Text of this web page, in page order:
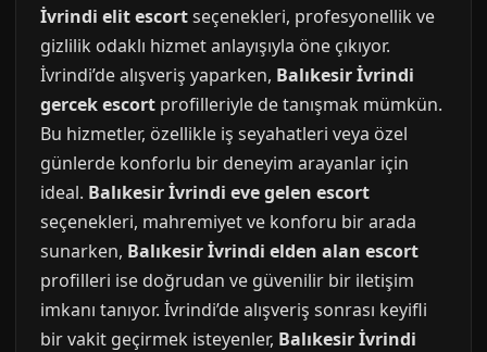
İvrindi elit escortseçenekleri, profesyonellik ve
gizlilik odaklı hizmet anlayışıyla öne çıkıyor.
İvrindi’de alışveriş yaparken, Balıkesir İvrindi
gercek escort profilleriyle de tanışmak mümkün.
Bu hizmetler, özellikle iş seyahatleri veya özel
günlerde konforlu bir deneyim arayanlar için
ideal. Balıkesir İvrindi eve gelen escort
seçenekleri, mahremiyet ve konforu bir arada
sunarken, Balıkesir İvrindi elden alan escort
profilleri ise doğrudan ve güvenilir bir iletişim
imkanı tanıyor. İvrindi’de alışveriş sonrası keyifli
bir vakit geçirmek isteyenler, Balıkesir İvrindi